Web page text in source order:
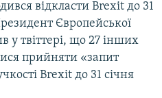
відкласти Brexit до 31
Європейської
у твіттері, що 27 інших
прийняти «запит
Brexit до 31 січня